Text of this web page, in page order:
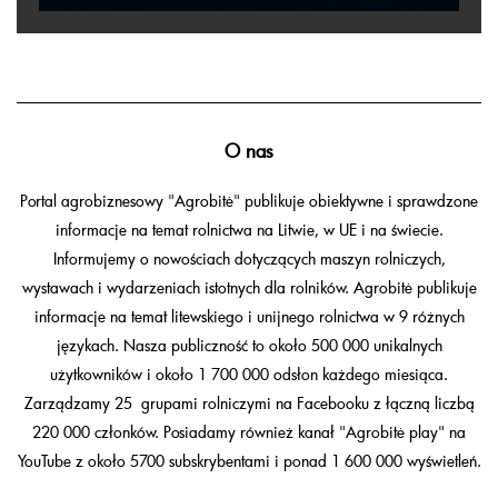
O nas
Portal agrobiznesowy "Agrobitė" publikuje obiektywne i sprawdzone
informacje na temat rolnictwa na Litwie, w UE i na świecie.
Informujemy o nowościach dotyczących maszyn rolniczych,
wystawach i wydarzeniach istotnych dla rolników. Agrobitė publikuje
informacje na temat litewskiego i unijnego rolnictwa w 9 różnych
językach. Nasza publiczność to około 500 000 unikalnych
użytkowników i około 1 700 000 odsłon każdego miesiąca.
Zarządzamy 25 grupami rolniczymi na Facebooku z łączną liczbą
220 000 członków. Posiadamy również kanał "Agrobitė play" na
YouTube z około 5700 subskrybentami i ponad 1 600 000 wyświetleń.